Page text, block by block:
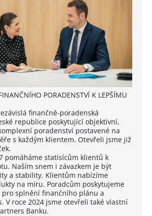
PORADENSTVÍ K LEPŠÍMU
finančně-poradenská
republice poskytující objektivní,
poradenství postavené na
s každým klientem. Otevřeli jsme již
pomáháme statisícům klientů k
Naším snem i závazkem je být
a stability. Klientům nabízíme
na míru. Poradcům poskytujeme
pro splnění finančního plánu a
V roce 2024 jsme otevřeli také vlastní
Banku.